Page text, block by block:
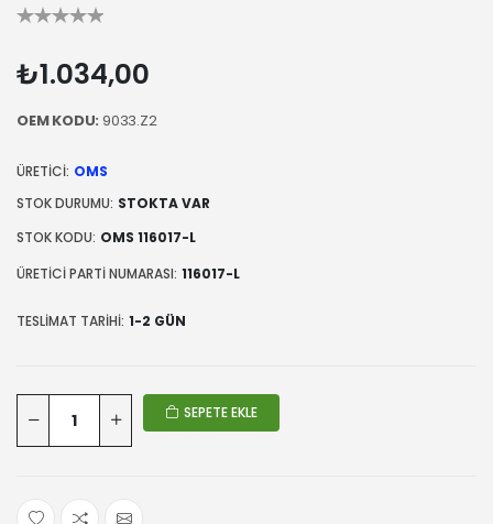
₺1.034,00
OEM KODU: 9033.Z2
ÜRETICI: OMS
STOK DURUMU: STOKTA VAR
STOK KODU: OMS 116017-L
ÜRETICI PARTI NUMARASI: 116017-L
TESLIMAT TARIHI: 1-2 GÜN
SEPETE EKLE